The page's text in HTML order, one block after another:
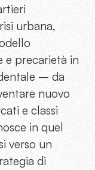
urbana,
e precarietà in
– da
nuovo
e classi
in quel
verso un
di